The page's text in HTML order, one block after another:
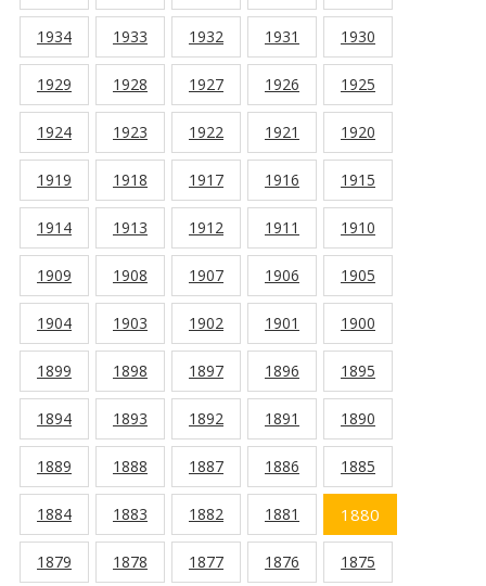
1934 1933 1932 1931 1930
1929 1928 1927 1926 1925
1924 1923 1922 1921 1920
1919 1918 1917 1916 1915
1914 1913 1912 1911 1910
1909 1908 1907 1906 1905
1904 1903 1902 1901 1900
1899 1898 1897 1896 1895
1894 1893 1892 1891 1890
1889 1888 1887 1886 1885
1884 1883 1882 1881 1880
1879 1878 1877 1876 1875